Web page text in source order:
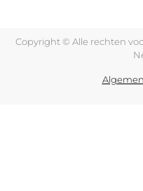
Copyright © Alle rechten